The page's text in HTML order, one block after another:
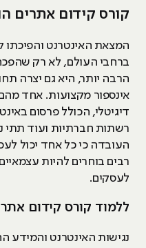
קורס קידום אתרים
המצאת האינטרנט והפיכתו
ברחבי העולם, לא רק
הרבה יותר, היא גם יצרה
אינספור מקצועות. אחד
דיגיטלי, הכולל פרסום
רשתות חברתיות ועוד תתי
העובדה כי כל אחד יכול
רבים בוחרים להיות
לעסקים.
ללמוד קורס קידום
נגישות האינטרנט